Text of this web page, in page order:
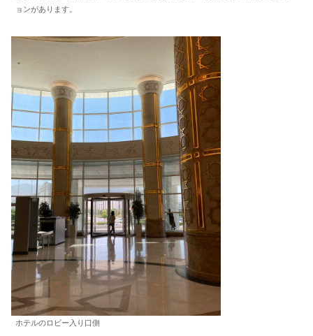
ョンがあります。
ホテルのロビー入り口側